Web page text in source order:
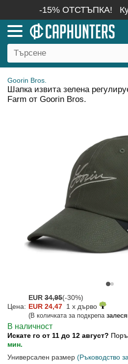
-15% ОТСТЪПКА!
Goorin Bros.
Шапка извита зелена
Farm от Goorin Bros.
EUR 34,95(-30%)
Цена: EUR 24,47 1 x дърво
(В количката за подкрепа
В наличност
Искате го от 11 до 12 август?
мин.
Универсален размер (Ръководство